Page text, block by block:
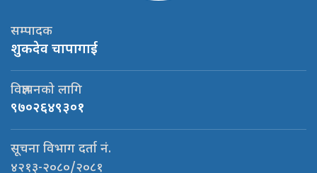
सम्पादक
शुकदेव चापागाई
विज्ञापनको लागि
९७०२६४९३०१
सूचना विभाग दर्ता नं.
४२१३-२०८०/२०८१